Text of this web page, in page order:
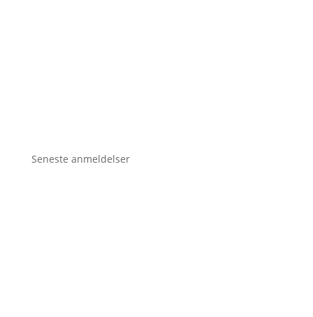
Seneste anmeldelser